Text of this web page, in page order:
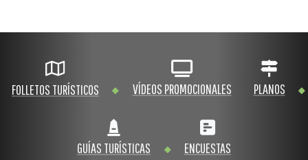
FOLLETOS TURÍSTICOS VÍDEOS PROMOCIONALES PLANOS
GUÍAS TURÍSTICAS ENCUESTAS